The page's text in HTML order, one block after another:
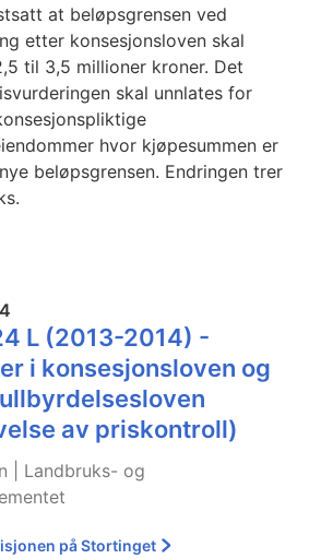
at beløpsgrensen ved
etter konsesjonsloven skal
til 3,5 millioner kroner. Det
skal unnlates for
hvor kjøpesummen er
beløpsgrensen. Endringen trer
L (2013-2014) -
i konsesjonsloven og
av priskontroll)
| Landbruks- og
på Stortinget